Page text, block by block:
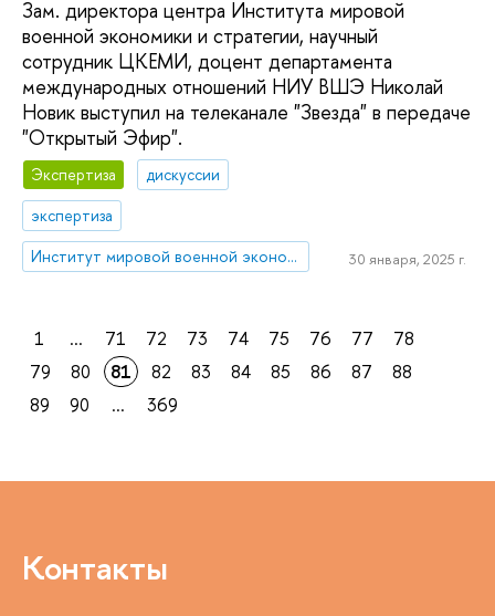
Зам. директора центра Института мировой
военной экономики и стратегии, научный
сотрудник ЦКЕМИ, доцент департамента
международных отношений НИУ ВШЭ Николай
Новик выступил на телеканале "Звезда" в передаче
"Открытый Эфир".
Экспертиза
дискуссии
экспертиза
Институт мировой военной экономики и стратегии
30 января, 2025 г.
1 ... 71 72 73 74 75 76 77
78
79
80 81 82 83 84 85 86 87
88
89
90 ... 369
Контакты